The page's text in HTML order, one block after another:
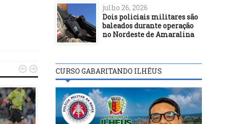
 
julho 26, 2026
Dois policiais militares são
baleados durante operação
no Nordeste de Amaralina
CURSO GABARITANDO ILHÉUS